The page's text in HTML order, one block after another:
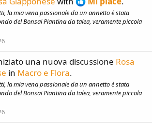
la mia vena passionale da un annetto è stata
del Bonsai Piantina da talea, veramente piccola
una nuova discussione Rosa
in Macro e Flora.
la mia vena passionale da un annetto è stata
del Bonsai Piantina da talea, veramente piccola